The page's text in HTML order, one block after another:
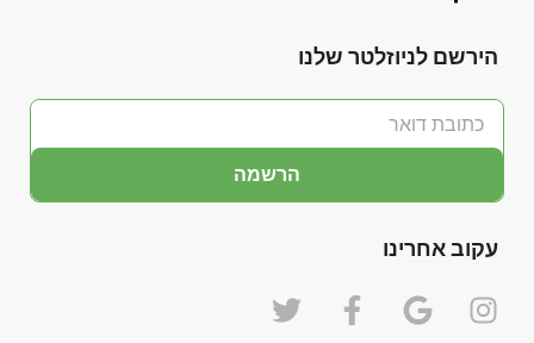
הירשם לניוזלטר שלנו
הרשמה
עקוב אחרינו